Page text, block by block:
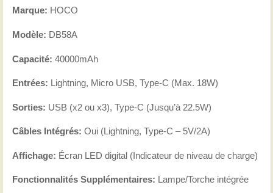
Marque: HOCO
Modèle: DB58A
Capacité: 40000mAh
Entrées: Lightning, Micro USB, Type-C (Max. 18W)
Sorties: USB (x2 ou x3), Type-C (Jusqu’à 22.5W)
Câbles Intégrés: Oui (Lightning, Type-C – 5V/2A)
Affichage: Écran LED digital (Indicateur de niveau de charge)
Fonctionnalités Supplémentaires: Lampe/Torche intégrée